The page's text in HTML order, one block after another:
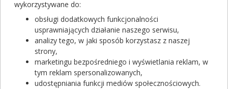
4Biotic Zdrowe Korzyści
15 kaps.
suplement diety
Dostępność
Dodaj do koszyka
wykorzystywane do:
obsługi dodatkowych funkcjonalności
usprawniających działanie naszego serwisu,
analizy tego, w jaki sposób korzystasz z naszej
strony,
marketingu bezpośredniego i wyświetlania reklam, w
tym reklam spersonalizowanych,
udostępniania funkcji mediów społecznościowych.